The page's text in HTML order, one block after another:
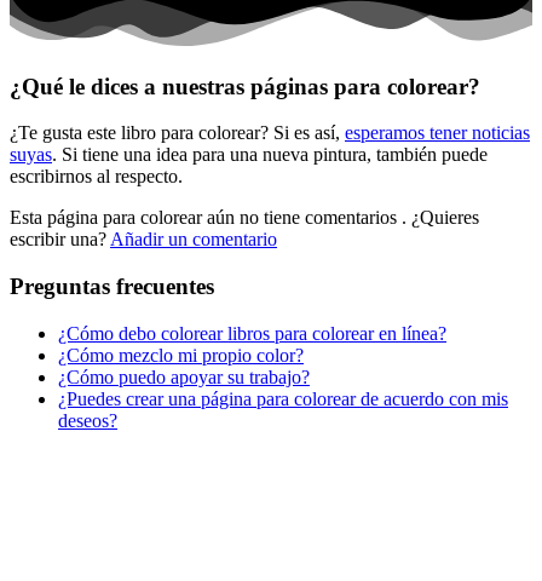
Halloween y otoño
Mandalas
Música e instrumentos musicales
Peluches y caballos
Primavera y pascua
Transporte
Verano y vacaciones
Libros para colorear para niños
Nezaradené
¿Qué le dices a nuestras páginas para colorear?
¿Te gusta este libro para colorear? Si es así, esperamos tener noticias
suyas. Si tiene una idea para una nueva pintura, también puede
escribirnos al respecto.
Esta página para colorear aún no tiene comentarios . ¿Quieres
escribir una? Añadir un comentario
Preguntas frecuentes
¿Cómo debo colorear libros para colorear en línea?
¿Cómo mezclo mi propio color?
¿Cómo puedo apoyar su trabajo?
¿Puedes crear una página para colorear de acuerdo con mis
deseos?